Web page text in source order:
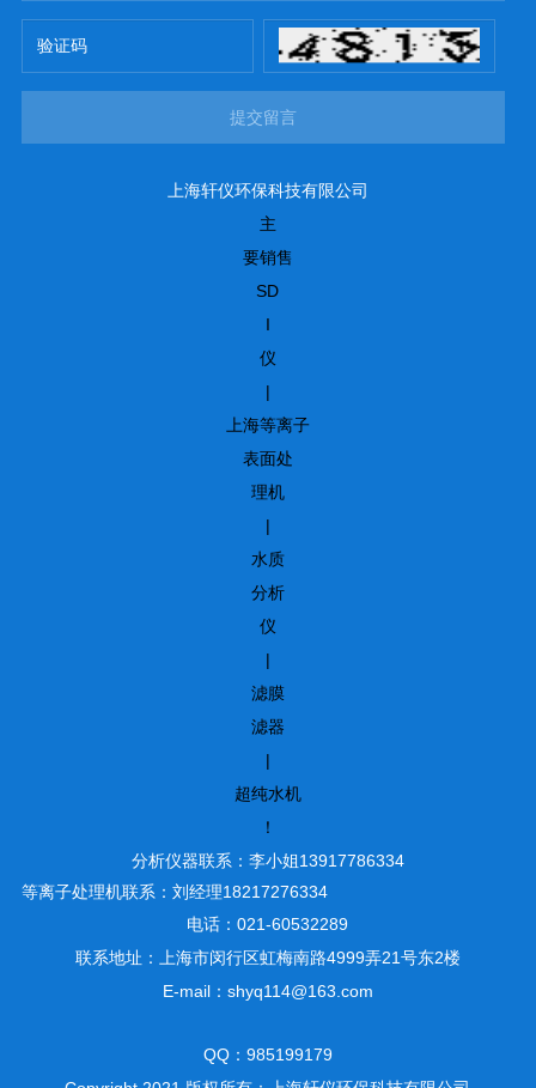
提交留言
上海轩仪环保科技有限公司
主
要销售
SD
I
仪
|
上海等离子
表面处
理机
|
水质
分析
仪
|
滤膜
滤器
|
超纯水机
！
分析仪器联系：李小姐13917786334
等离子处理机联系：刘经理18217276334
电话：021-60532289
联系地址：上海市闵行区虹梅南路4999弄21号东2楼
E-mail：shyq114@163.com
QQ：985199179